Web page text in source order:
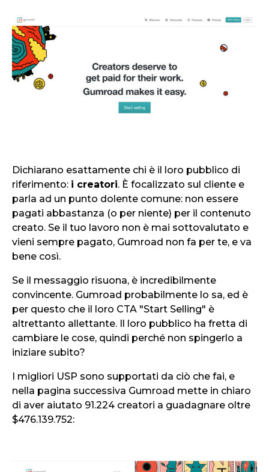
Dichiarano esattamente chi è il loro pubblico di
riferimento: i creatori. È focalizzato sul cliente e
parla ad un punto dolente comune: non essere
pagati abbastanza (o per niente) per il contenuto
creato. Se il tuo lavoro non è mai sottovalutato e
vieni sempre pagato, Gumroad non fa per te, e va
bene così.
Se il messaggio risuona, è incredibilmente
convincente. Gumroad probabilmente lo sa, ed è
per questo che il loro CTA "Start Selling" è
altrettanto allettante. Il loro pubblico ha fretta di
cambiare le cose, quindi perché non spingerlo a
iniziare subito?
I migliori USP sono supportati da ciò che fai, e
nella pagina successiva Gumroad mette in chiaro
di aver aiutato 91.224 creatori a guadagnare oltre
$476.139.752: